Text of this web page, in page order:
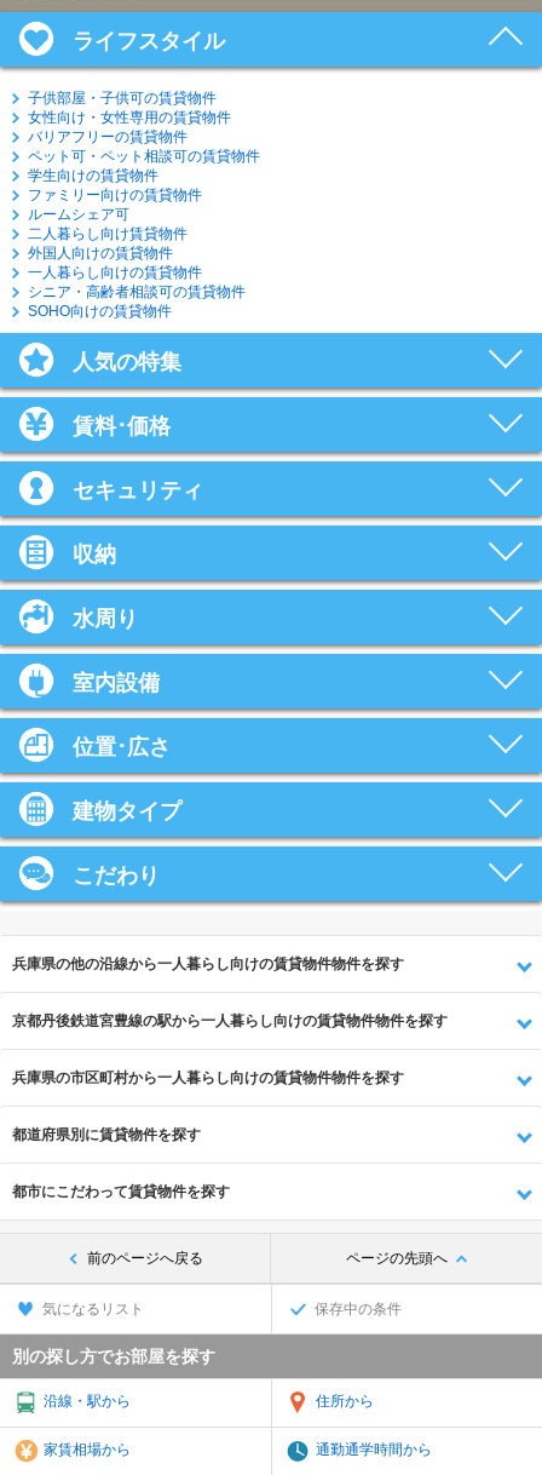
ライフスタイル
子供部屋・子供可の賃貸物件
女性向け・女性専用の賃貸物件
バリアフリーの賃貸物件
ペット可・ペット相談可の賃貸物件
学生向けの賃貸物件
ファミリー向けの賃貸物件
ルームシェア可
二人暮らし向け賃貸物件
外国人向けの賃貸物件
一人暮らし向けの賃貸物件
シニア・高齢者相談可の賃貸物件
SOHO向けの賃貸物件
人気の特集
賃料･価格
セキュリティ
収納
水周り
室内設備
位置･広さ
建物タイプ
こだわり
兵庫県の他の沿線から一人暮らし向けの賃貸物件物件を探す
京都丹後鉄道宮豊線の駅から一人暮らし向けの賃貸物件物件を探す
兵庫県の市区町村から一人暮らし向けの賃貸物件物件を探す
都道府県別に賃貸物件を探す
都市にこだわって賃貸物件を探す
前のページへ戻る ページの先頭へ
気になるリスト 保存中の条件
別の探し方でお部屋を探す
沿線・駅から 住所から
家賃相場から 通勤通学時間から